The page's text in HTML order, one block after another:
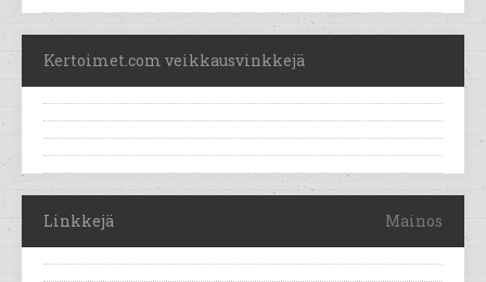
Kertoimet.com veikkausvinkkejä
Linkkejä Mainos